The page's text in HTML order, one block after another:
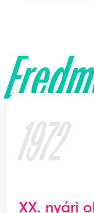
1972
XX. nyári